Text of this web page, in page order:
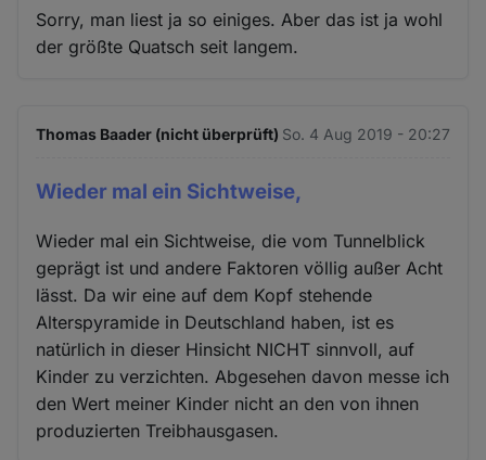
Sorry, man liest ja so einiges. Aber das ist ja wohl
der größte Quatsch seit langem.
Thomas Baader (nicht überprüft) So. 4 Aug 2019 - 20:27
Wieder mal ein Sichtweise,
Wieder mal ein Sichtweise, die vom Tunnelblick
geprägt ist und andere Faktoren völlig außer Acht
lässt. Da wir eine auf dem Kopf stehende
Alterspyramide in Deutschland haben, ist es
natürlich in dieser Hinsicht NICHT sinnvoll, auf
Kinder zu verzichten. Abgesehen davon messe ich
den Wert meiner Kinder nicht an den von ihnen
produzierten Treibhausgasen.